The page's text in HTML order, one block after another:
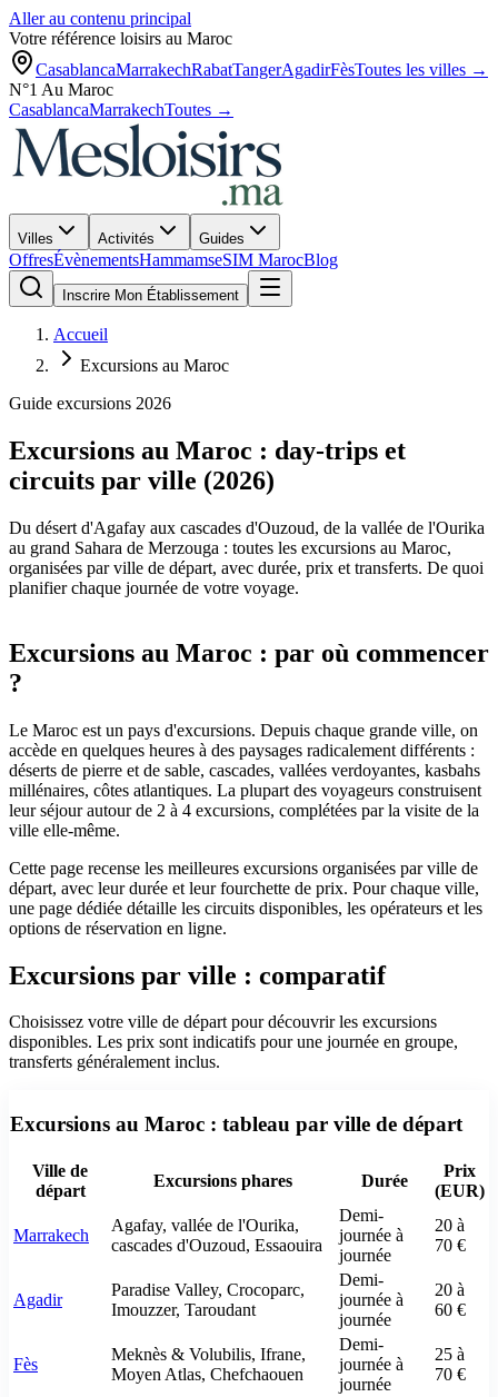
Aller au contenu principal
Votre référence loisirs au Maroc
CasablancaMarrakechRabatTangerAgadirFèsToutes les villes →
N°1 Au Maroc
CasablancaMarrakechToutes →
Villes Activités Guides
OffresÉvènementsHammamseSIM MarocBlog
Inscrire Mon Établissement
Accueil
Excursions au Maroc
Guide excursions 2026
Excursions au Maroc : day-trips et
circuits par ville (2026)
Du désert d'Agafay aux cascades d'Ouzoud, de la vallée de l'Ourika
au grand Sahara de Merzouga : toutes les excursions au Maroc,
organisées par ville de départ, avec durée, prix et transferts. De quoi
planifier chaque journée de votre voyage.
Excursions au Maroc : par où commencer
?
Le Maroc est un pays d'excursions. Depuis chaque grande ville, on
accède en quelques heures à des paysages radicalement différents :
déserts de pierre et de sable, cascades, vallées verdoyantes, kasbahs
millénaires, côtes atlantiques. La plupart des voyageurs construisent
leur séjour autour de 2 à 4 excursions, complétées par la visite de la
ville elle-même.
Cette page recense les meilleures excursions organisées par ville de
départ, avec leur durée et leur fourchette de prix. Pour chaque ville,
une page dédiée détaille les circuits disponibles, les opérateurs et les
options de réservation en ligne.
Excursions par ville : comparatif
Choisissez votre ville de départ pour découvrir les excursions
disponibles. Les prix sont indicatifs pour une journée en groupe,
transferts généralement inclus.
Excursions au Maroc : tableau par ville de départ
Ville de
départ
Excursions phares Durée
Prix
(EUR)
Marrakech
Agafay, vallée de l'Ourika,
cascades d'Ouzoud, Essaouira
Demi-
journée à
journée
20 à
70 €
Agadir
Paradise Valley, Crocoparc,
Imouzzer, Taroudant
Demi-
journée à
journée
20 à
60 €
Fès
Meknès & Volubilis, Ifrane,
Moyen Atlas, Chefchaouen
Demi-
journée à
journée
25 à
70 €